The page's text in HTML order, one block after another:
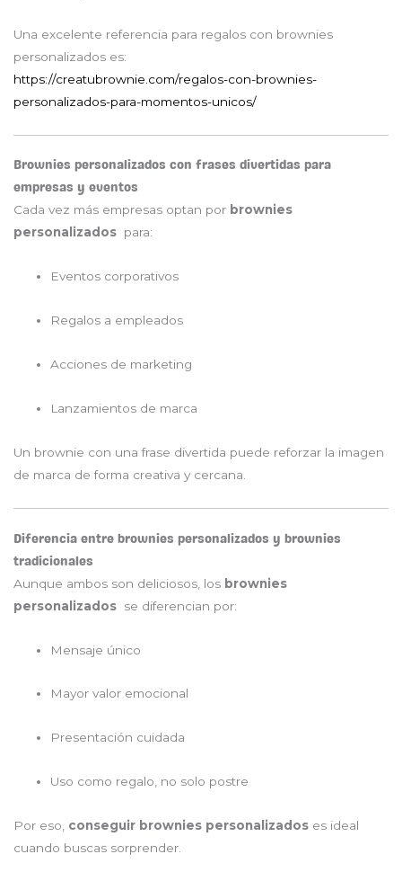
Una excelente referencia para regalos con brownies
personalizados es:
https://creatubrownie.com/regalos-con-brownies-
personalizados-para-momentos-unicos/
Brownies personalizados con frases divertidas para
empresas y eventos
Cada vez más empresas optan por brownies
personalizados para:
Eventos corporativos
Regalos a empleados
Acciones de marketing
Lanzamientos de marca
Un brownie con una frase divertida puede reforzar la imagen
de marca de forma creativa y cercana.
Diferencia entre brownies personalizados y brownies
tradicionales
Aunque ambos son deliciosos, los brownies
personalizados se diferencian por:
Mensaje único
Mayor valor emocional
Presentación cuidada
Uso como regalo, no solo postre
Por eso, conseguir brownies personalizados es ideal
cuando buscas sorprender.